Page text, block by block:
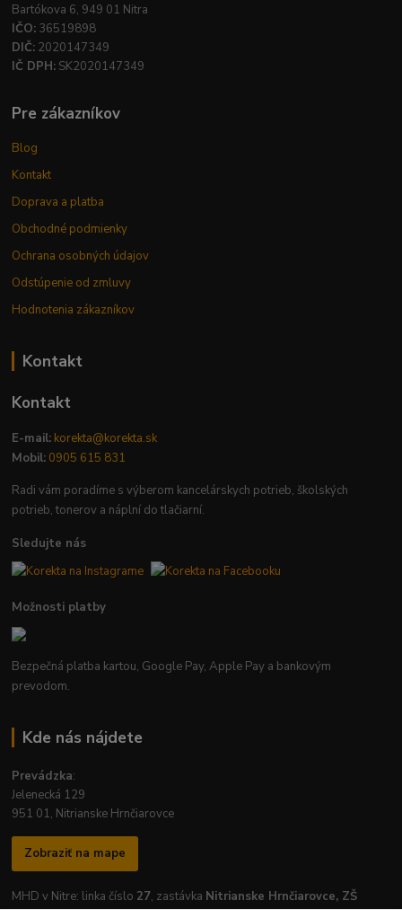
Bartókova 6, 949 01 Nitra
IČO: 36519898
DIČ: 2020147349
IČ DPH: SK2020147349
Pre zákazníkov
Blog
Kontakt
Doprava a platba
Obchodné podmienky
Ochrana osobných údajov
Odstúpenie od zmluvy
Hodnotenia zákazníkov
Kontakt
Kontakt
E-mail: korekta@korekta.sk
Mobil: 0905 615 831
Radi vám poradíme s výberom kancelárskych potrieb, školských
potrieb, tonerov a náplní do tlačiarní.
Sledujte nás
Možnosti platby
Bezpečná platba kartou, Google Pay, Apple Pay a bankovým
prevodom.
Kde nás nájdete
Prevádzka:
Jelenecká 129
951 01, Nitrianske Hrnčiarovce
Zobraziť na mape
MHD v Nitre: linka číslo 27, zastávka Nitrianske Hrnčiarovce, ZŠ